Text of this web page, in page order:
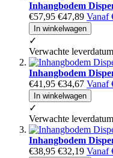
Inhangbodem
€57,95 €47,89 Vanaf
In winkelwagen
✓
Verwachte
Inhangbodem
€41,95 €34,67 Vanaf
In winkelwagen
✓
Verwachte
Inhangbodem
€38,95 €32,19 Vanaf